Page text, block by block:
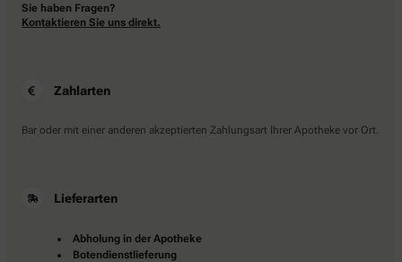
Sie haben Fragen?
Kontaktieren Sie uns direkt.
Zahlarten
Bar oder mit einer anderen akzeptierten Zahlungsart Ihrer Apotheke vor Ort.
Lieferarten
Abholung in der Apotheke
Botendienstlieferung